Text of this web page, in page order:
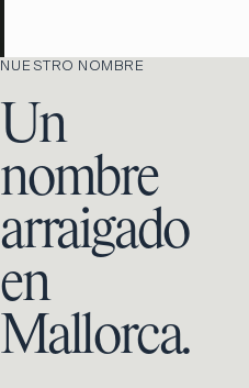
NUESTRO NOMBRE
Un
nombre
arraigado
en
Mallorca.